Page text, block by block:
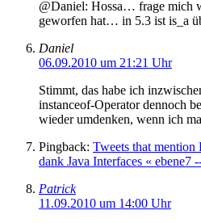
@Daniel: Hossa… frage mich
geworfen hat… in 5.3 ist is_a
Daniel
06.09.2010 um 21:21 Uhr
Stimmt, das habe ich
instanceof-Operator dennoch
wieder umdenken, wenn ich
Pingback: Tweets that mention
dank Java Interfaces « ebene7
Patrick
11.09.2010 um 14:00 Uhr